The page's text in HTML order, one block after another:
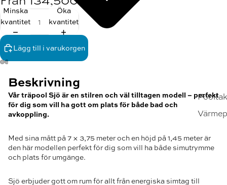
Pooltak
Minska
kvantitet
Öka
kvantitet
Lägg till i varukorgen
Beskrivning
Vår träpool Sjö är en stilren och väl tilltagen modell – perfekt
för dig som vill ha gott om plats för både bad och
avkoppling.
Med sina mått på 7 × 3,75 meter och en höjd på 1,45 meter är
den här modellen perfekt för dig som vill ha både simutrymme
och plats för umgänge.
Sjö erbjuder gott om rum för allt från energiska simtag till